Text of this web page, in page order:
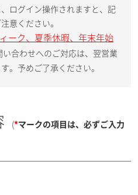
ログイン操作されますと、記
意ください。
ーク、夏季休暇、年末年始
合わせへのご対応は、翌営業
。予めご了承ください。
(*マークの項目は、必ずご入力